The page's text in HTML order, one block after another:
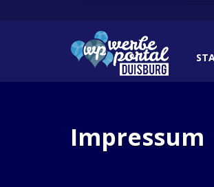
Impressum